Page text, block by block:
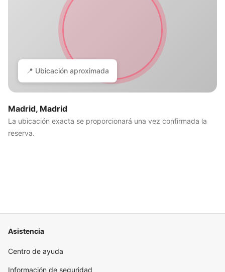
📍 Ubicación aproximada
Madrid, Madrid
La ubicación exacta se proporcionará una vez confirmada la
reserva.
Asistencia
Centro de ayuda
Información de seguridad